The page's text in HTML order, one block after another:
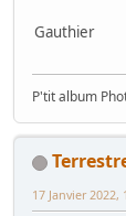
Gauthier
P'tit album
17 Janvier 2022,